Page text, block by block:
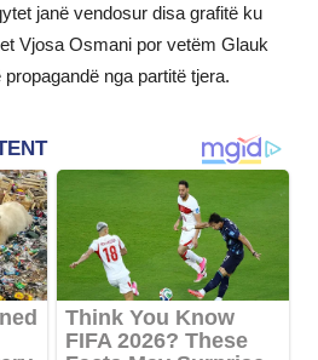
janë vendosur disa grafitë ku
Vjosa Osmani por vetëm Glauk
nga partitë tjera.